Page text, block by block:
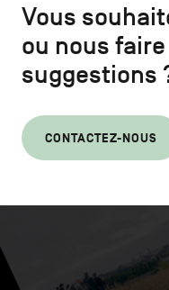
Vous
ou nous
suggestions
CONTACTEZ-NOUS